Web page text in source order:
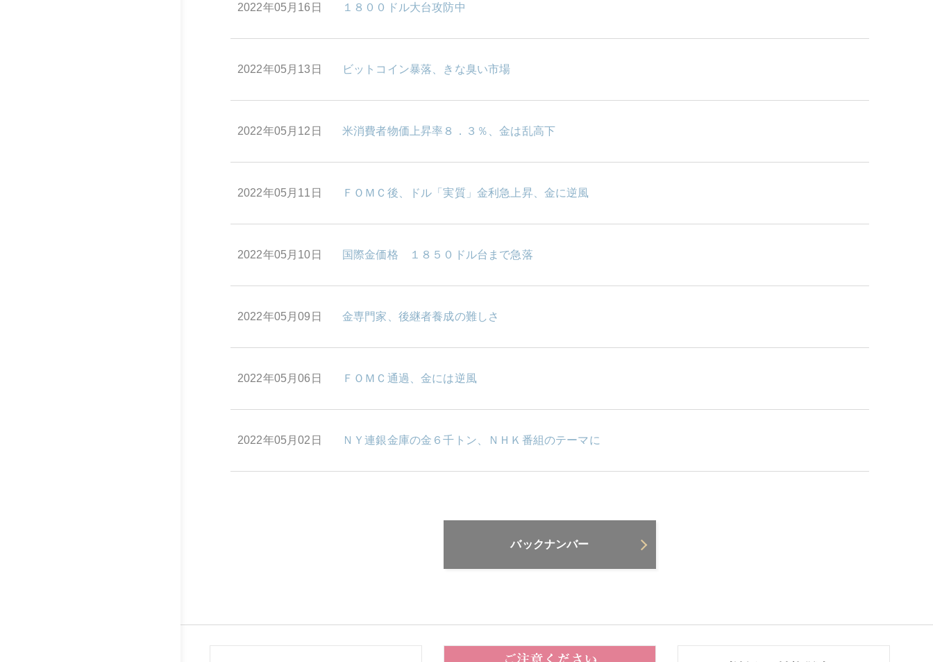
2022年05月16日 １８００ドル大台攻防中
2022年05月13日 ビットコイン暴落、きな臭い市場
2022年05月12日 米消費者物価上昇率８．３％、金は乱高下
2022年05月11日 ＦＯＭＣ後、ドル「実質」金利急上昇、金に逆風
2022年05月10日 国際金価格 １８５０ドル台まで急落
2022年05月09日 金専門家、後継者養成の難しさ
2022年05月06日 ＦＯＭＣ通過、金には逆風
2022年05月02日 ＮＹ連銀金庫の金６千トン、ＮＨＫ番組のテーマに
バックナンバー